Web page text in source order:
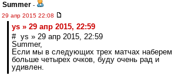
Summer -
29 апр 2015 22:08
ys » 29 апр 2015, 22:59
# ys » 29 апр 2015, 22:59
Summer,
Если мы в следующих трех матчах наберем
больше четырех очков, буду очень рад и
удивлен.